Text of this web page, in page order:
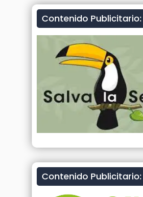
Contenido Publicitario:
Contenido Publicitario: